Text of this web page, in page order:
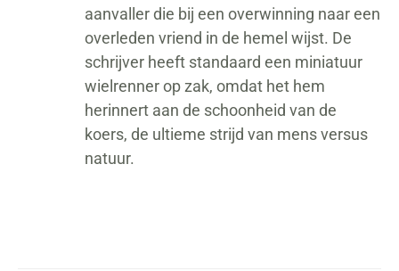
aanvaller die bij een overwinning naar een
overleden vriend in de hemel wijst. De
schrijver heeft standaard een miniatuur
wielrenner op zak, omdat het hem
herinnert aan de schoonheid van de
koers, de ultieme strijd van mens versus
natuur.